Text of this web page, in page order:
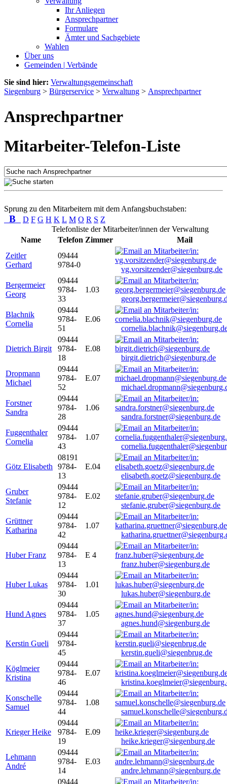
Ihr Anliegen
Ansprechpartner
Formulare
Ämter und Sachgebiete
Wahlen
Über uns
Gemeinden | Verbände
Sie sind hier: Verwaltungsgemeinschaft
Siegenburg > Bürgerservice > Verwaltung > Ansprechpartner
Ansprechpartner
Mitarbeiter-Telefon-Liste
Sprung zu den Mitarbeitern mit dem Anfangsbuchstaben:
B D F G H K L M O R S Z
Telefonliste der Mitarbeiter/innen der Verwaltung
Name
Telefon Zimmer
Mail
Zeitler
Gerhard
09444
9784-0
vg.vorsitzender@siegenburg.de
Bergermeier
Georg
09444
9784-
33
1.03
Blachnik
Cornelia
09444
9784-
51
E.06
Dietrich Birgit
09444
9784-
18
E.08
birgit.dietrich@siegenburg.de
Dropmann
Michael
09444
9784-
52
E.07
Forstner
Sandra
09444
9784-
28
1.06
sandra.forstner@siegenburg.de
Fuggenthaler
Cornelia
09444
9784-
43
1.07
Götz Elisabeth
08191
9784-
13
E.04
elisabeth.goetz@siegenburg.de
Gruber
Stefanie
09444
9784-
12
E.02
stefanie.gruber@siegenburg.de
Grüttner
Katharina
09444
9784-
42
1.07
Huber Franz
09444
9784-
13
E 4
franz.huber@siegenburg.de
Huber Lukas
09444
9784-
30
1.01
lukas.huber@siegenburg.de
Hund Agnes
09444
9784-
37
1.05
agnes.hund@siegenburg.de
Kerstin Gueli
09444
9784-
45
kerstin.gueli@siegenbrug.de
Köglmeier
Kristina
09444
9784-
46
E.07
Konschelle
Samuel
09444
9784-
44
1.08
Krieger Heike
09444
9784-
19
E.09
heike.krieger@siegenburg.de
Lehmann
André
09444
9784-
14
E.03
andre.lehmann@siegenburg.de
09444